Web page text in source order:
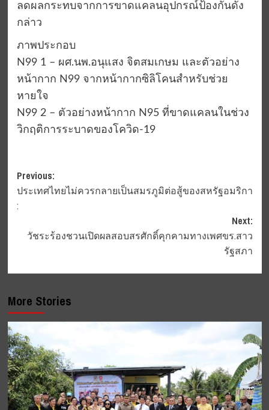
ลดผลกระทบจากการขาดแคลนอุปกรณ์ป้องกันดัง
กล่าว
ภาพประกอบ
N99 1 – ผศ.นพ.อนุแสง จิตสมเกษม และตัวอย่าง
หน้ากาก N99 จากหน้ากากซิลิโคนสำหรับช่วย
หายใจ
N99 2 – ตัวอย่างหน้ากาก N95 ที่ขาดแคลนในช่วง
วิกฤติการระบาดของโควิด-19
Post
navigation
Previous:
ประเทศไทยไม่ควรกลายเป็นสมรภูมิต่อสู้ของสหรัฐอมริกา
:
Next:
วัชระร้องชวนเปิดผลสอบสรศักดิ์คุกคามทางเพศขร.สาว
รัฐสภา
More Stories